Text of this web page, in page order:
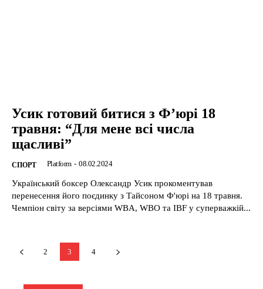
Усик готовий битися з Ф’юрі 18
травня: “Для мене всі числа
щасливі”
CПОРТ Platform - 08.02.2024
Український боксер Олександр Усик прокоментував
перенесення його поєдинку з Тайсоном Ф'юрі на 18 травня.
Чемпіон світу за версіями WBA, WBO та IBF у суперважкій...
2 3 4